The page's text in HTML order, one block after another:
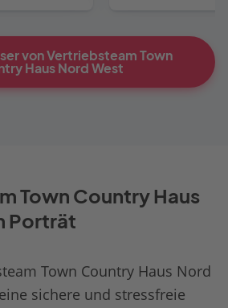
von Vertriebsteam Town
Haus Nord West
Town Country Haus
Porträt
Town Country Haus Nord
sichere und stressfreie